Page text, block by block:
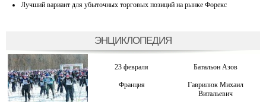
Лучший вариант для убыточных торговых позиций на рынке Форекс
ЭНЦИКЛОПЕДИЯ
23 февраля Батальон Азов
Франция
Гаврилюк Михаил
Витальевич